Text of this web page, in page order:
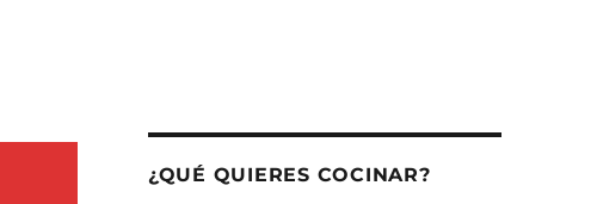
¿QUÉ QUIERES COCINAR?